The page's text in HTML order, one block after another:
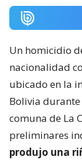
Un homicidio
nacionalidad
ubicado en la
Bolivia durante
comuna de La
preliminares
produjo una